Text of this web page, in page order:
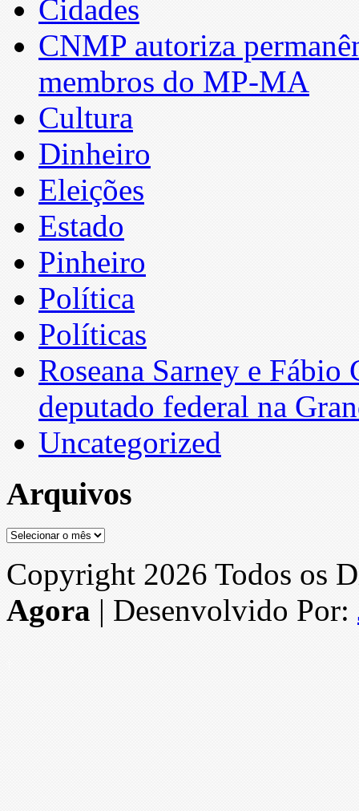
Cidades
CNMP autoriza
membros do MP-MA
Cultura
Dinheiro
Eleições
Estado
Pinheiro
Política
Políticas
Roseana Sarney e
deputado federal na
Uncategorized
Arquivos
Arquivos
Copyright 2026 Todos os
Agora | Desenvolvido Por: